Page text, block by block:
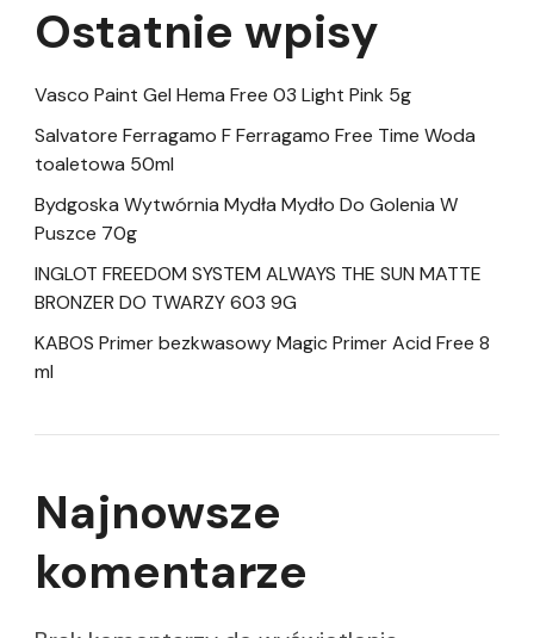
Ostatnie wpisy
Vasco Paint Gel Hema Free 03 Light Pink 5g
Salvatore Ferragamo F Ferragamo Free Time Woda
toaletowa 50ml
Bydgoska Wytwórnia Mydła Mydło Do Golenia W
Puszce 70g
INGLOT FREEDOM SYSTEM ALWAYS THE SUN MATTE
BRONZER DO TWARZY 603 9G
KABOS Primer bezkwasowy Magic Primer Acid Free 8
ml
Najnowsze
komentarze